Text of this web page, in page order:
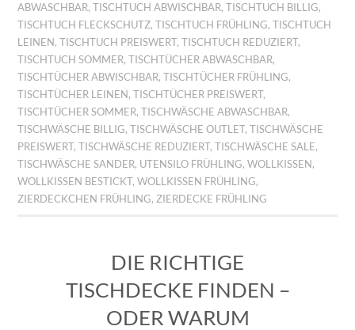
ABWASCHBAR,TISCHTUCH ABWISCHBAR,TISCHTUCH BILLIG,
TISCHTUCH FLECKSCHUTZ,TISCHTUCH FRÜHLING,TISCHTUCH
LEINEN ,TISCHTUCH PREISWERT,TISCHTUCH REDUZIERT,
TISCHTUCH SOMMER,TISCHTÜCHER ABWASCHBAR,
TISCHTÜCHER ABWISCHBAR,TISCHTÜCHER FRÜHLING,
TISCHTÜCHER LEINEN ,TISCHTÜCHER PREISWERT,
TISCHTÜCHER SOMMER,TISCHWÄSCHE ABWASCHBAR,
TISCHWÄSCHE BILLIG,TISCHWÄSCHE OUTLET,TISCHWÄSCHE
PREISWERT,TISCHWÄSCHE REDUZIERT,TISCHWÄSCHE SALE,
TISCHWÄSCHE SANDER, UTENSILO FRÜHLING,WOLLKISSEN ,
WOLLKISSEN BESTICKT,WOLLKISSEN FRÜHLING,
ZIERDECKCHEN FRÜHLING, ZIERDECKE FRÜHLING
DIE RICHTIGE
TISCHDECKE FINDEN –
ODER WARUM